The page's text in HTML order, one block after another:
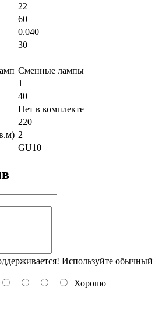
22
60
0.040
30
Сменные лампы
1
40
Нет в комплекте
220
2
GU10
Используйте обычный
Хорошо